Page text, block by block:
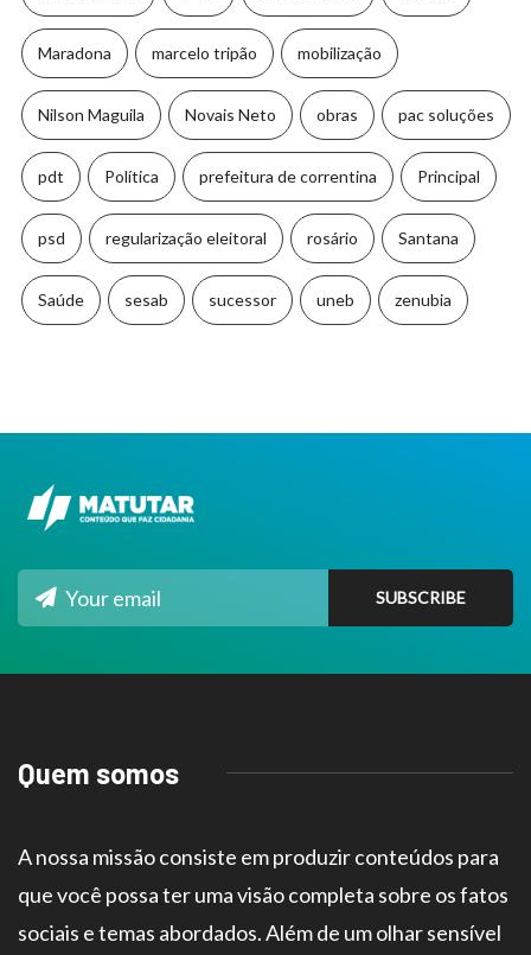
Maradona marcelo tripão mobilização
Nilson Maguila Novais Neto obras pac soluções
pdt Política prefeitura de correntina Principal
psd regularização eleitoral rosário Santana
Saúde sesab sucessor uneb zenubia
Quem somos
A nossa missão consiste em produzir conteúdos para
que você possa ter uma visão completa sobre os fatos
sociais e temas abordados. Além de um olhar sensível